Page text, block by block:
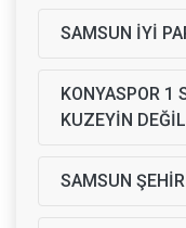
SAMSUN İYİ
KONYASPOR 1
KUZEYİN
SAMSUN